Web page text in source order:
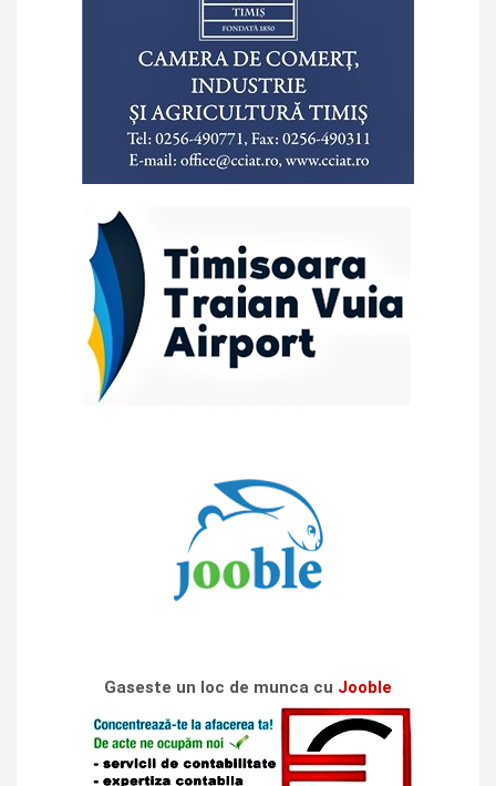
Gaseste un loc de munca cu Jooble